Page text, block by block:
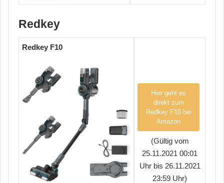
Redkey
Redkey F10
Hier geht es
direkt zum
Redkey F10 bei
Amazon
(Gültig vom
25.11.2021 00:01
Uhr bis 26.11.2021
23:59 Uhr)